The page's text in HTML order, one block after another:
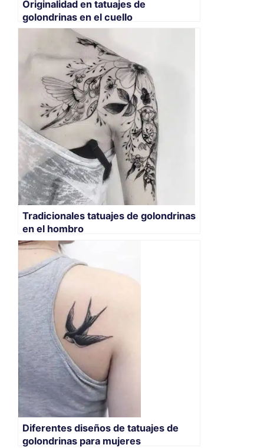
Originalidad en tatuajes de
golondrinas en el cuello
Tradicionales tatuajes de golondrinas
en el hombro
Diferentes diseños de tatuajes de
golondrinas para mujeres